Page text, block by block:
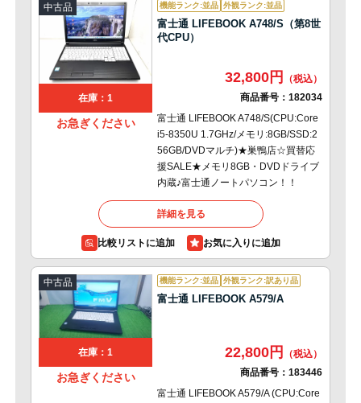
中古品
在庫：1
お急ぎください
機能ランク:並品 外観ランク:並品
富士通 LIFEBOOK A748/S（第8世
代CPU）
32,800円
商品番号： 182034
富士通 LIFEBOOK A748/S(CPU:Core
i5-8350U 1.7GHz/メモリ:8GB/SSD:2
56GB/DVDマルチ)★巣鴨店☆買替応
援SALE★メモリ8GB・DVDドライブ
内蔵♪富士通ノートパソコン！！
詳細を見る
比較リストに追加
中古品
在庫：1
お急ぎください
機能ランク:並品 外観ランク:訳あり品
富士通 LIFEBOOK A579/A
22,800円
商品番号： 183446
富士通 LIFEBOOK A579/A (CPU:Core